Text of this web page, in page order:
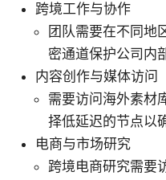
跨境工作与协作
团队需要在不同地
密通道保护公司内
内容创作与媒体访问
需要访问海外素材
择低延迟的节点以
电商与市场研究
跨境电商研究需要